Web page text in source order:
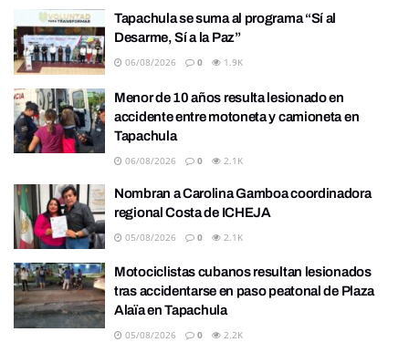
Tapachula se suma al programa “Sí al
Desarme, Sí a la Paz”
06/08/2026 0 1.9K
Menor de 10 años resulta lesionado en
accidente entre motoneta y camioneta en
Tapachula
06/08/2026 0 2.1K
Nombran a Carolina Gamboa coordinadora
regional Costa de ICHEJA
05/08/2026 0 2.1K
Motociclistas cubanos resultan lesionados
tras accidentarse en paso peatonal de Plaza
Alaïa en Tapachula
05/08/2026 0 2.2K